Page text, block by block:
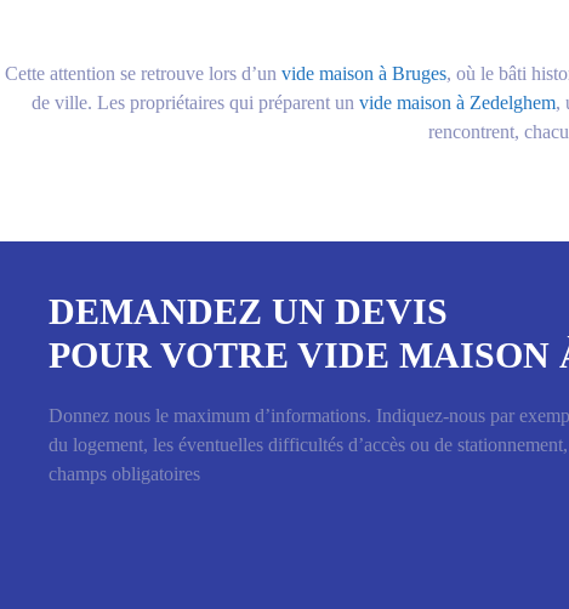
Cette attention se retrouve lors d’un vide maison à Bruges, où le bâti
de ville. Les propriétaires qui préparent un vide maison à Zedelghem,
rencontrent,
DEMANDEZ UN DEVIS
POUR VOTRE VIDE MAISON
Donnez nous le maximum d’informations. Indiquez-nous par
du logement, les éventuelles difficultés d’accès ou de
champs obligatoires